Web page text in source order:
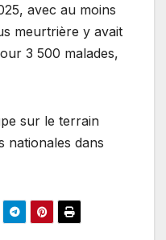
avec au moins
meurtrière y avait
3 500 malades,
sur le terrain
nationales dans